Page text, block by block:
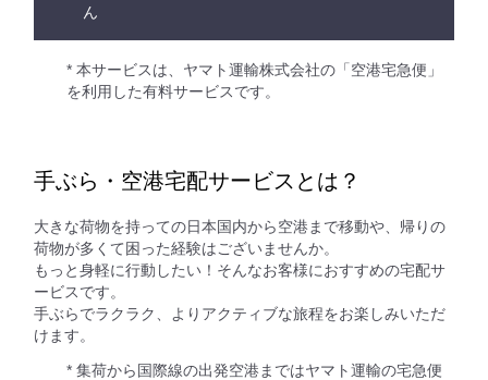
ん
* 本サービスは、ヤマト運輸株式会社の「空港宅急便」
を利用した有料サービスです。
手ぶら・空港宅配サービスとは？
大きな荷物を持っての日本国内から空港まで移動や、帰りの
荷物が多くて困った経験はございませんか。
もっと身軽に行動したい！そんなお客様におすすめの宅配サ
ービスです。
手ぶらでラクラク、よりアクティブな旅程をお楽しみいただ
けます。
* 集荷から国際線の出発空港まではヤマト運輸の宅急便